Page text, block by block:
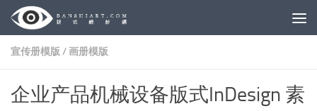
Skip to content
宣传册模版 /画册模版
企业产品机械设备版式InDesign 素